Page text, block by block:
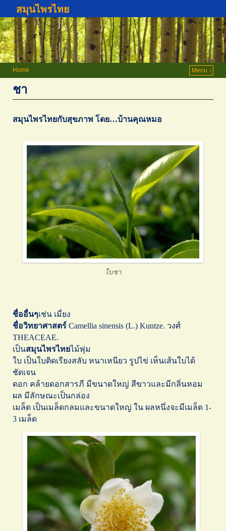
สมุนไพรไทย
Home Menu ↓
ชา
สมุนไพรไทยกับสุขภาพ โดย…บ้านคุณหมอ
ใบชา
ชื่ออื่นๆเช่น เมี่ยง
ชื่อวิทยาศาสตร์ Camellia sinensis (L.) Kuntze. วงศ์
THEACEAE.
เป็นสมุนไพรไทยไม้พุ่ม
ใบ เป็นใบติดเรียงสลับ หนาเหนียว รูปไข่ เห็นเส้นใบได้
ชัดเจน
ดอก คล้ายดอกสารภี มีขนาดใหญ่ สีขาวและมีกลิ่นหอม
ผล มีลักษณะเป็นกล่อง
เมล็ด เป็นเมล็ดกลมและขนาดใหญ่ ใน ผลหนึ่งจะมีเมล็ด 1-
3 เมล็ด